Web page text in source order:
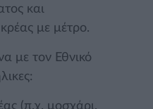
και
με μέτρο.
με τον Εθνικό
(π.χ. μοσχάρι,